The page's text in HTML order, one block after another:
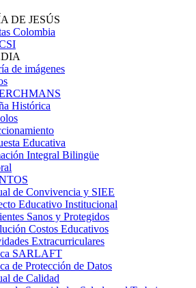
DE JESÚS
Colombia
de imágenes
Histórica
Educativa
Integral Bilingüe
de Convivencia y SIEE
Educativo Institucional
Sanos y Protegidos
Costos Educativos
Extracurriculares
SARLAFT
de Protección de Datos
de Calidad